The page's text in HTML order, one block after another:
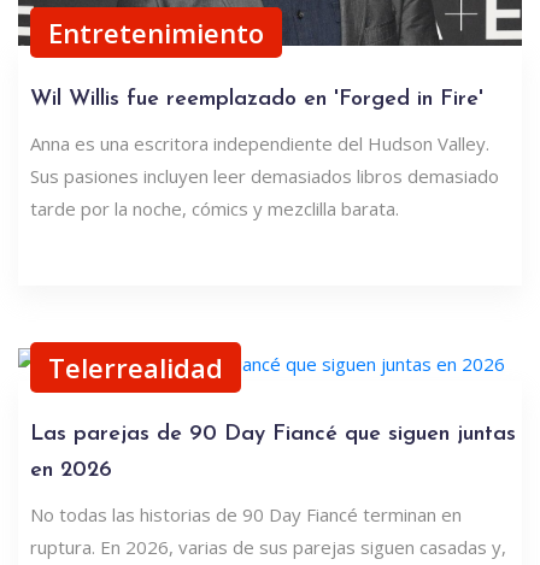
Entretenimiento
Wil Willis fue reemplazado en 'Forged in Fire'
Anna es una escritora independiente del Hudson Valley.
Sus pasiones incluyen leer demasiados libros demasiado
tarde por la noche, cómics y mezclilla barata.
Telerrealidad
Las parejas de 90 Day Fiancé que siguen juntas
en 2026
No todas las historias de 90 Day Fiancé terminan en
ruptura. En 2026, varias de sus parejas siguen casadas y,